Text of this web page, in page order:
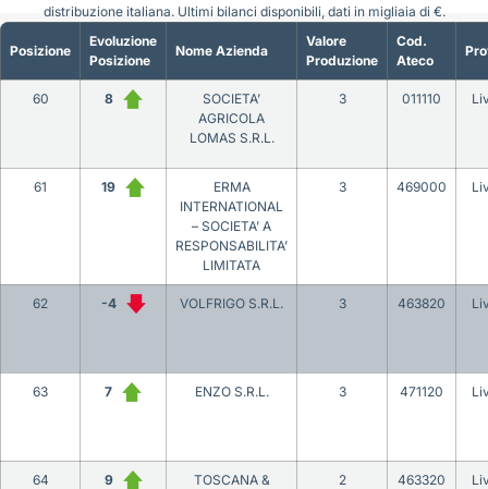
Posizione
Evoluzione
Posizione
Nome Azienda
Valore
Produzione
Cod.
Ateco
60 8
SOCIETA’
AGRICOLA
LOMAS S.R.L.
3 011110
61 19
ERMA
INTERNATIONAL
– SOCIETA’ A
RESPONSABILITA’
LIMITATA
3 469000
62 -4 VOLFRIGO S.R.L. 3 463820
63 7 ENZO S.R.L. 3 471120
64 9
TOSCANA &
2 463320
distribuzione italiana. Ultimi bilanci disponibili, dati in migliaia di €.